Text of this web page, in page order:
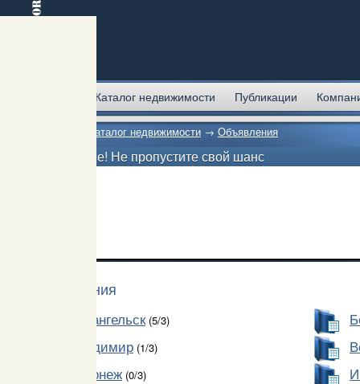
Каталог недвижимости Публикации
Каталог недвижимости → Объявления
Внимание! Не пропустите свой шанс
Объявления
Архангельск(5/3)
Владимир (1/3)
Воронеж (0/3)